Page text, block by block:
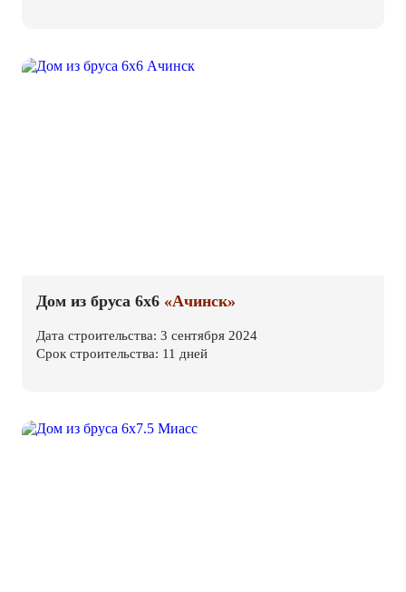
Дом из бруса 6х6 «Ачинск»
Дата строительства: 3 сентября 2024
Срок строительства: 11 дней